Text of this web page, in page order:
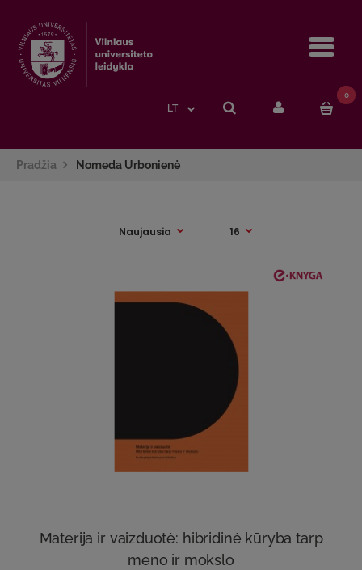
LT
0
Pradžia Nomeda Urbonienė
Materija ir vaizduotė: hibridinė kūryba tarp
meno ir mokslo